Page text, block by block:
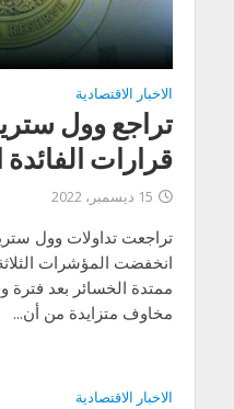
الاخبار الاقتصادية
تراجع وول
قرارات الفائدة
15 ديسمبر، 2022
انخفضت المؤشرات
ممتدة الخسائر بعد
مخاوف متزايدة من أن...
الاخبار الاقتصادية